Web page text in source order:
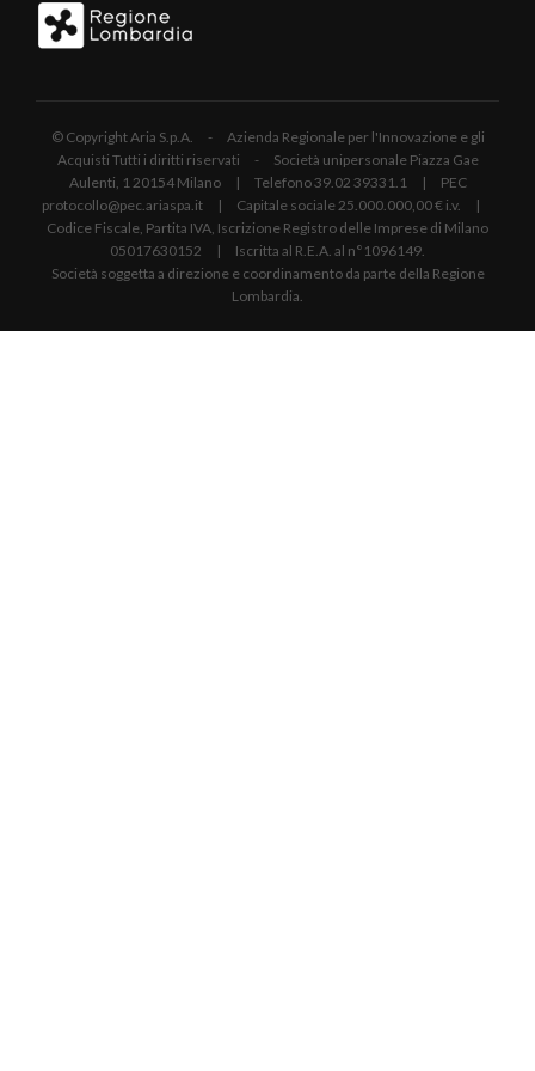
© Copyright Aria S.p.A. - Azienda Regionale per l'Innovazione e gli
Acquisti Tutti i diritti riservati - Società unipersonale Piazza Gae
Aulenti, 1 20154 Milano | Telefono 39.02 39331.1 | PEC
protocollo@pec.ariaspa.it | Capitale sociale 25.000.000,00 € i.v. |
Codice Fiscale, Partita IVA, Iscrizione Registro delle Imprese di Milano
05017630152 | Iscritta al R.E.A. al n°1096149.
Società soggetta a direzione e coordinamento da parte della Regione
Lombardia.